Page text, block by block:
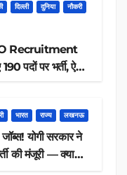
दिल्ली दुनिया नौकरी
Recruitment
पदों पर भर्ती, ऐसे
भारत राज्य लखनऊ
योगी सरकार ने
की मंजूरी — क्या